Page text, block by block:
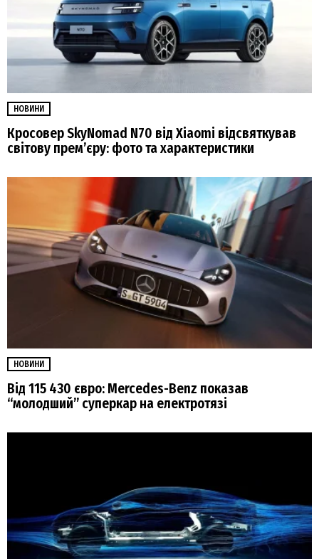
НОВИНИ
Кросовер SkyNomad N70 від Xiaomi відсвяткував
світову прем’єру: фото та характеристики
НОВИНИ
Від 115 430 євро: Mercedes-Benz показав
“молодший” суперкар на електротязі